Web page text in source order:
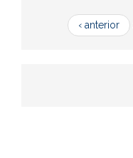
‹ anterior